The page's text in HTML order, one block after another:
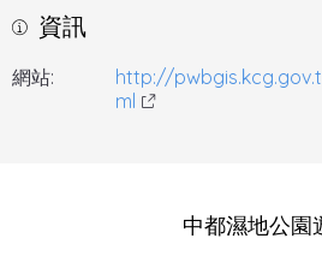
資訊
網站:
http://
ml
中都濕地公園